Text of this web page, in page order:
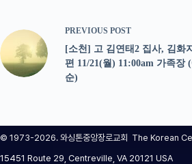
PREVIOUS POST
[소천] 고 김연태2 집사, 김화
편 11/21(월) 11:00am 가족장
순)
© 1973-2026. 와싱톤중앙장로교회 The Korean
15451 Route 29, Centreville, VA 20121 USA